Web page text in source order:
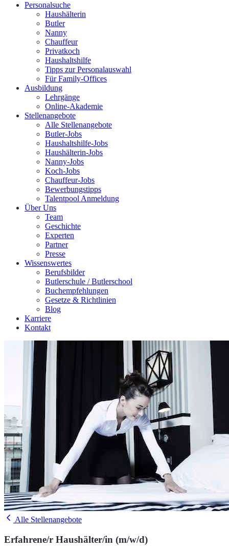
Personalsuche
Haushälterin
Butler
Nanny
Chauffeur
Privatkoch
Haushaltshilfe
Tipps zur Personalauswahl
Für Family-Offices
Ausbildung
Lehrgänge
Online-Akademie
Stellenangebote
Alle Stellenangebote
Butler-Jobs
Haushaltshilfe-Jobs
Haushälterin-Jobs
Nanny-Jobs
Koch-Jobs
Chauffeur-Jobs
Bewerbungstipps
Talentpool Anmeldung
Über Uns
Team
Geschichte
Experten
Partner
Presse
Wissenswertes
Berufsbilder
Butlerschule / Butlerschool
Buchempfehlungen
Gesetze & Richtlinien
Blog
Karriere
Kontakt
Alle Stellenangebote
Erfahrene/r Haushälter/in (m/w/d)